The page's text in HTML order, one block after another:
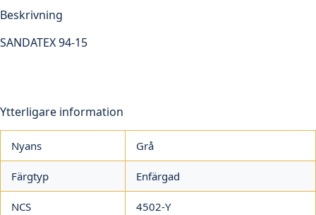
Beskrivning
SANDATEX 94-15
Ytterligare information
Nyans Grå
Färgtyp Enfärgad
NCS 4502-Y